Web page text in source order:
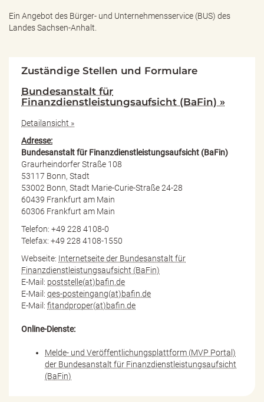
Ein Angebot des Bürger- und Unternehmensservice (BUS) des
Landes Sachsen-Anhalt.
Zuständige Stellen und Formulare
Bundesanstalt für
Finanzdienstleistungsaufsicht (BaFin) »
Detailansicht »
Adresse:
Bundesanstalt für Finanzdienstleistungsaufsicht (BaFin)
Graurheindorfer Straße 108
53117 Bonn, Stadt
53002 Bonn, Stadt Marie-Curie-Straße 24-28
60439 Frankfurt am Main
60306 Frankfurt am Main
Telefon: +49 228 4108-0
Telefax: +49 228 4108-1550
Webseite: Internetseite der Bundesanstalt für
Finanzdienstleistungsaufsicht (BaFin)
E-Mail: poststelle(at)bafin.de
E-Mail: qes-posteingang(at)bafin.de
E-Mail: fitandproper(at)bafin.de
Online-Dienste:
Melde- und Veröffentlichungsplattform (MVP Portal)
der Bundesanstalt für Finanzdienstleistungsaufsicht
(BaFin)